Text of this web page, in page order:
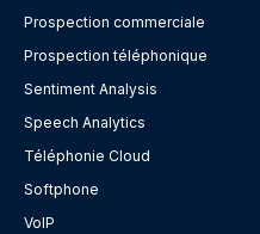
Prospection commerciale
Prospection téléphonique
Sentiment Analysis
Speech Analytics
Téléphonie Cloud
Softphone
VoIP